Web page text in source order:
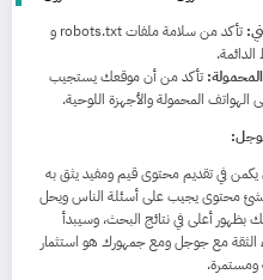
تأكد من سلامة ملفات robots.txt و
تأكد من أن موقعك يستجيب
المحمولة والأجهزة اللوحية.
يكمن في تقديم محتوى قيم ومفيد يثق به
محتوى يجيب على أسئلة الناس ويحل
أعلى في نتائج البحث، وسيبدأ
الثقة مع جوجل ومع جمهورك هو استثمار
ومستمرة.